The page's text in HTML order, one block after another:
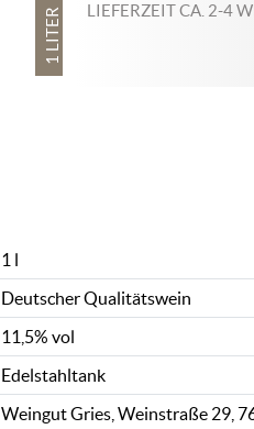
1 LITER LIEFERZEIT CA. 2-4
1 l
Deutscher Qualitätswein
11,5% vol
Edelstahltank
Weingut Gries, Weinstraße 29,